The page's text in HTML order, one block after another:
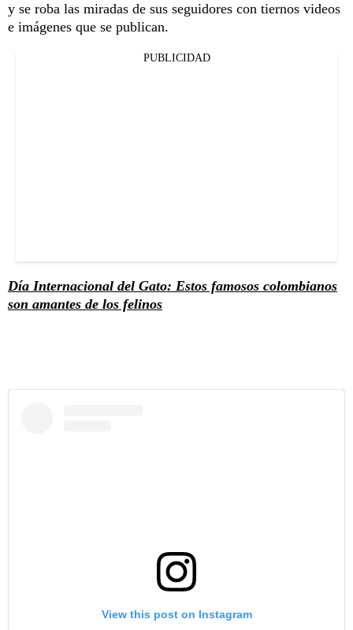
y se roba las miradas de sus seguidores con tiernos videos
e imágenes que se publican.
PUBLICIDAD
Día Internacional del Gato: Estos famosos colombianos
son amantes de los felinos
View this post on Instagram